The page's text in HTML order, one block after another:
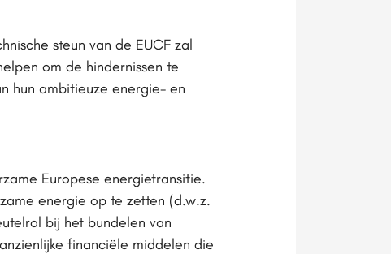
steun van de EUCF zal
om de hindernissen te
hun ambitieuze energie- en
Europese energietransitie.
energie op te zetten (d.w.z.
bij het bundelen van
financiële middelen die